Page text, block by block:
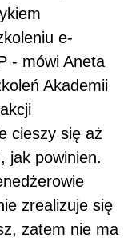
e-
- mówi Aneta
Akademii
cieszy się aż
jak powinien.
zrealizuje się
zatem nie ma